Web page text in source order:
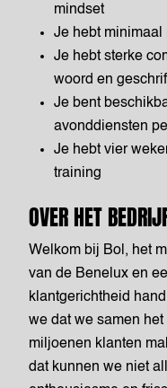
mindset
Je hebt minimaal
Je hebt sterke
woord en
Je bent
avonddiensten
Je hebt vier
training
OVER HET
Welkom bij Bol, het
van de Benelux en
klantgerichtheid
we dat we samen
miljoenen klanten
dat kunnen we niet